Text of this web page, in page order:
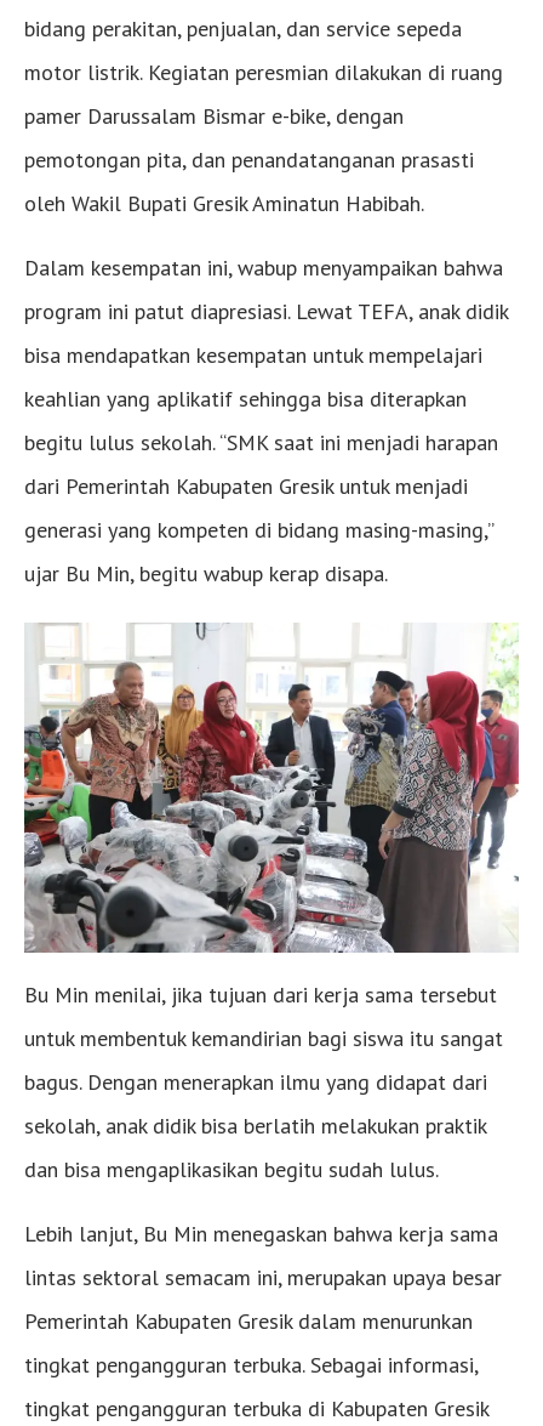
bidang perakitan, penjualan, dan service sepeda
motor listrik. Kegiatan peresmian dilakukan di ruang
pamer Darussalam Bismar e-bike, dengan
pemotongan pita, dan penandatanganan prasasti
oleh Wakil Bupati Gresik Aminatun Habibah.
Dalam kesempatan ini, wabup menyampaikan bahwa
program ini patut diapresiasi. Lewat TEFA, anak didik
bisa mendapatkan kesempatan untuk mempelajari
keahlian yang aplikatif sehingga bisa diterapkan
begitu lulus sekolah. “SMK saat ini menjadi harapan
dari Pemerintah Kabupaten Gresik untuk menjadi
generasi yang kompeten di bidang masing-masing,”
ujar Bu Min, begitu wabup kerap disapa.
Bu Min menilai, jika tujuan dari kerja sama tersebut
untuk membentuk kemandirian bagi siswa itu sangat
bagus. Dengan menerapkan ilmu yang didapat dari
sekolah, anak didik bisa berlatih melakukan praktik
dan bisa mengaplikasikan begitu sudah lulus.
Lebih lanjut, Bu Min menegaskan bahwa kerja sama
lintas sektoral semacam ini, merupakan upaya besar
Pemerintah Kabupaten Gresik dalam menurunkan
tingkat pengangguran terbuka. Sebagai informasi,
tingkat pengangguran terbuka di Kabupaten Gresik